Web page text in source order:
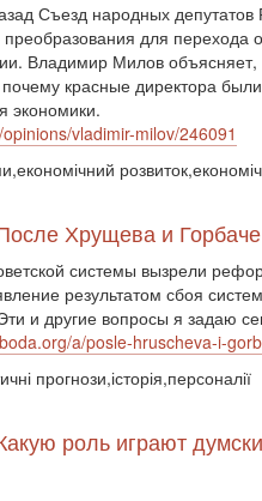
Съезд народных
преобразования для
Владимир Милов
красные директора
экономики.
vladimir-milov/246091
Хрущева и
системы вызрели
результатом сбоя
и другие вопросы я задаю
a/posle-hruscheva-i-
прогнози,історія,персоналії
роль играют